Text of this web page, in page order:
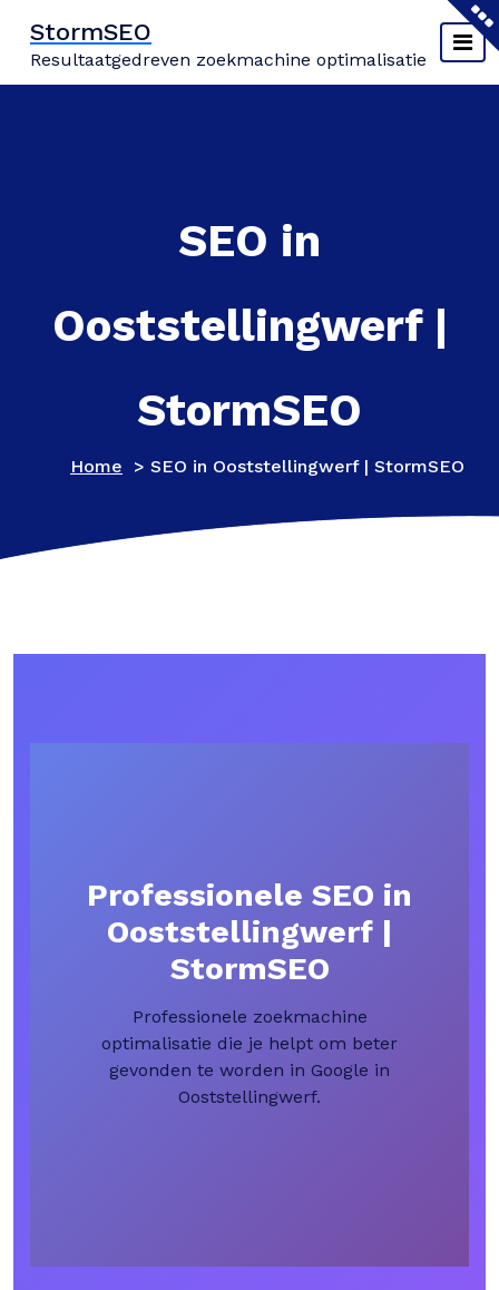
inhoud
springen
StormSEO
Resultaatgedreven zoekmachine optimalisatie
SEO in
Ooststellingwerf |
StormSEO
Home > SEO in Ooststellingwerf | StormSEO
Professionele SEO in
Ooststellingwerf |
StormSEO
Professionele zoekmachine
optimalisatie die je helpt om beter
gevonden te worden in Google in
Ooststellingwerf.